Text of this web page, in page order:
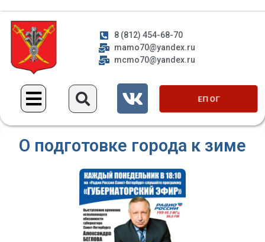
8 (812) 454-68-70
mamo70@yandex.ru
mcmo70@yandex.ru
ЕП ОГ
О подготовке города к зиме